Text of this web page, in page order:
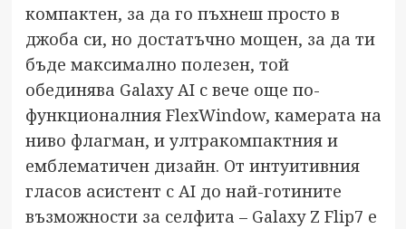
компактен, за да го пъхнеш просто в
джоба си, но достатъчно мощен, за да ти
бъде максимално полезен, той
обединява Galaxy AI с вече още по-
функционалния FlexWindow, камерата на
ниво флагман, и ултракомпактния и
емблематичен дизайн. От интуитивния
гласов асистент с AI до най-готините
възможности за селфита – Galaxy Z Flip7 е